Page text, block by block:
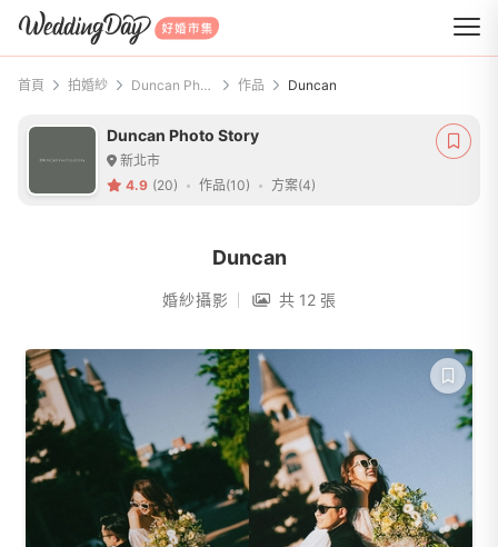
WeddingDay 好婚市集
首頁 拍婚紗 Duncan Photo Story 作品 Duncan
Duncan Photo Story
新北市
4.9 (20) 作品(10) 方案(4)
Duncan
婚紗攝影 共 12 張